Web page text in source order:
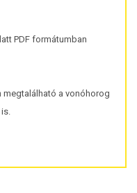
PDF formátumban
a vonóhorog